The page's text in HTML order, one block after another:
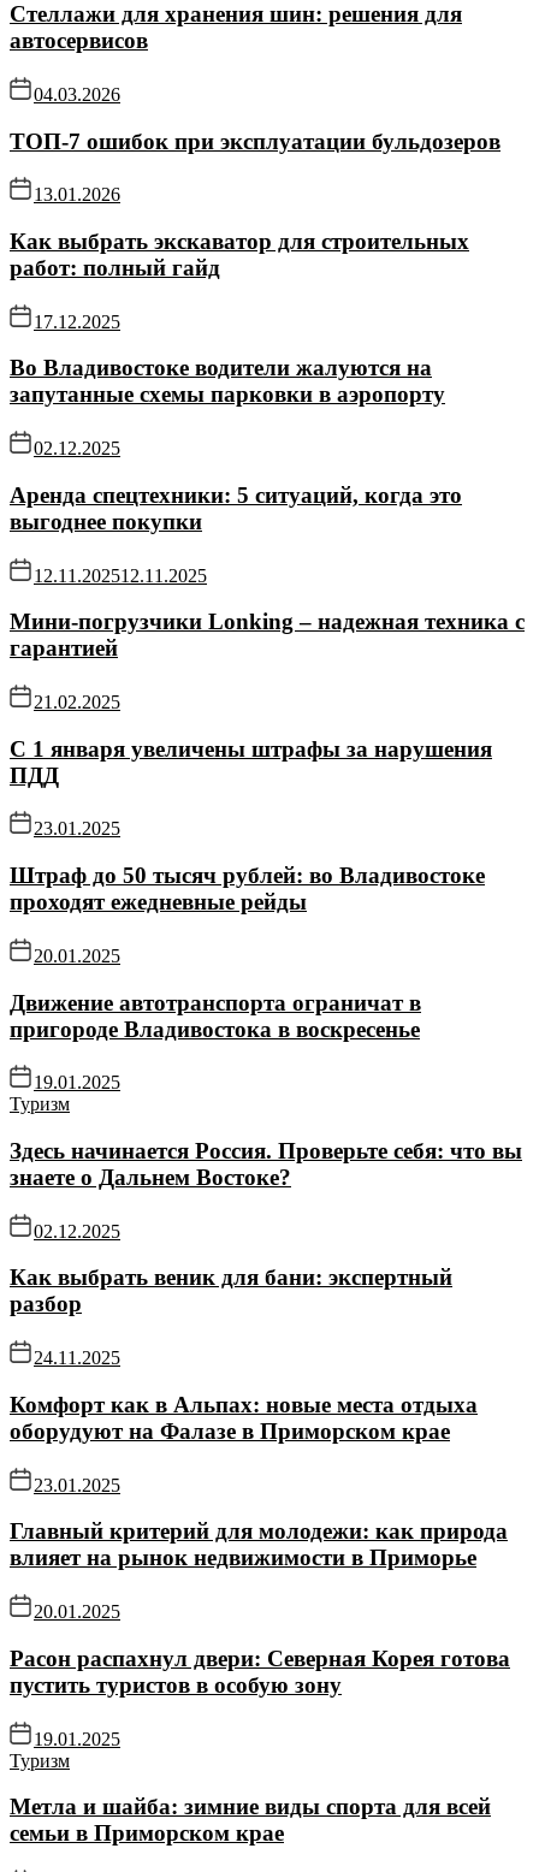
Стеллажи для хранения шин: решения для
автосервисов
04.03.2026
ТОП-7 ошибок при эксплуатации бульдозеров
13.01.2026
Как выбрать экскаватор для строительных
работ: полный гайд
17.12.2025
Во Владивостоке водители жалуются на
запутанные схемы парковки в аэропорту
02.12.2025
Аренда спецтехники: 5 ситуаций, когда это
выгоднее покупки
12.11.202512.11.2025
Мини-погрузчики Lonking – надежная техника с
гарантией
21.02.2025
С 1 января увеличены штрафы за нарушения
ПДД
23.01.2025
Штраф до 50 тысяч рублей: во Владивостоке
проходят ежедневные рейды
20.01.2025
Движение автотранспорта ограничат в
пригороде Владивостока в воскресенье
19.01.2025
Туризм
Здесь начинается Россия. Проверьте себя: что вы
знаете о Дальнем Востоке?
02.12.2025
Как выбрать веник для бани: экспертный
разбор
24.11.2025
Комфорт как в Альпах: новые места отдыха
оборудуют на Фалазе в Приморском крае
23.01.2025
Главный критерий для молодежи: как природа
влияет на рынок недвижимости в Приморье
20.01.2025
Расон распахнул двери: Северная Корея готова
пустить туристов в особую зону
19.01.2025
Туризм
Метла и шайба: зимние виды спорта для всей
семьи в Приморском крае